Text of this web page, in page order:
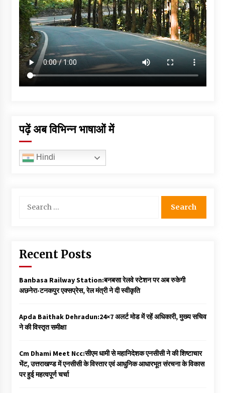
पढ़ें अब विभिन्न भाषाओं में
Hindi
for:
Recent Posts
Banbasa Railway Station:बनबसा रेलवे स्टेशन पर अब रुकेगी
अछनेरा-टनकपुर एक्सप्रेस, रेल मंत्री ने दी स्वीकृति
Apda Baithak Dehradun:24×7 अलर्ट मोड में रहें अधिकारी, मुख्य सचिव
ने की विस्तृत समीक्षा
Cm Dhami Meet Ncc:सीएम धामी से महानिदेशक एनसीसी ने की शिष्टाचार
भेंट, उत्तराखण्ड में एनसीसी के विस्तार एवं आधुनिक आधारभूत संरचना के विकास
पर हुई महत्वपूर्ण चर्चा